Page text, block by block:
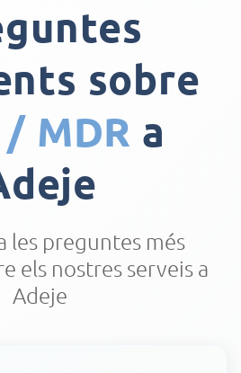
sobre
/ MDR a
les preguntes més
els nostres serveis a
Adeje